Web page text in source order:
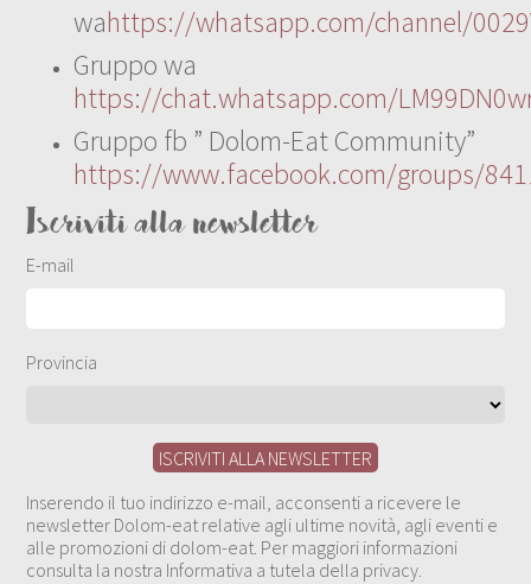
wahttps://whatsapp.com/channel/
Gruppo wa
https://chat.whatsapp.com/
Gruppo fb ” Dolom-Eat Community”
https://www.facebook.com/groups/
Iscriviti alla newsletter
E-mail
Provincia
Inserendo il tuo indirizzo e-mail, acconsenti a ricevere le
newsletter Dolom-eat relative agli ultime novità, agli eventi e
alle promozioni di dolom-eat. Per maggiori informazioni
consulta la nostra Informativa a tutela della privacy.